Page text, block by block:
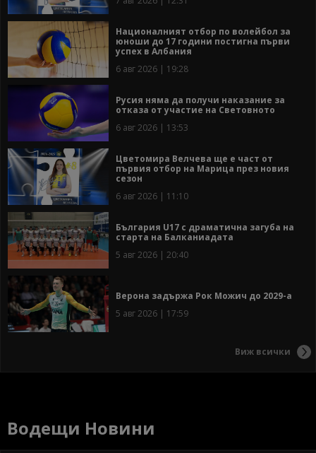
Националният отбор по волейбол за
юноши до 17 години постигна първи
успех в Албания
6 авг 2026 | 19:28
Русия няма да получи наказание за
отказа от участие на Световното
6 авг 2026 | 13:53
Цветомира Велчева ще е част от
първия отбор на Марица през новия
сезон
6 авг 2026 | 11:10
България U17 с драматична загуба на
старта на Балканиадата
5 авг 2026 | 20:40
Верона задържа Рок Можич до 2029-а
5 авг 2026 | 17:59
Виж всички
Водещи Новини